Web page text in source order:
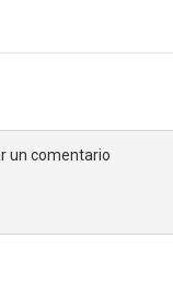
un comentario